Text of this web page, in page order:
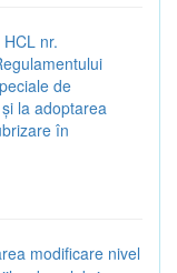
nr.
de
la adoptarea
în
modificare nivel